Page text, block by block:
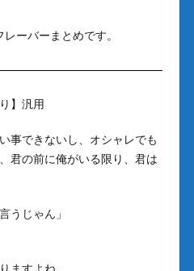
ーバーまとめです。
】汎用
事できないし、オシャレでも
君の前に俺がいる限り、君は
うじゃん」